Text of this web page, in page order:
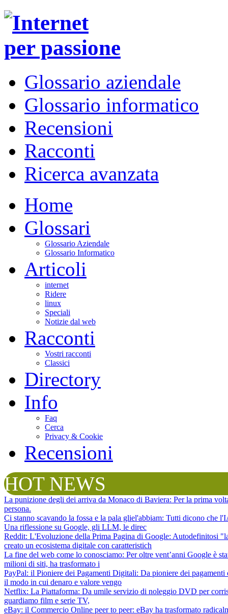
Glossario aziendale
Glossario informatico
Recensioni
Racconti
Ricerca avanzata
Home
Glossari
Glossario Aziendale
Glossario Informatico
Articoli
internet
Ridere
linux
Speciali
Notizie dal web
Racconti
Vostri racconti
Classici
Directory
Info
Faq
Cerca
Privacy & Cookie
Recensioni
HOT NEWS
La punizione degli dei arriva da Monaco di Baviera: Per la prima
persona.
Ci stanno scavando la fossa e la pala gliel'abbiam: Tutti dicono che
Una riflessione su Google, gli LLM, le direc
Reddit: L'Evoluzione della Prima Pagina di Google: Autodefinitosi
creato un ecosistema digitale con caratteristich
La fine del web come lo conosciamo: Per oltre vent’anni Google è
milioni di siti, ha trasformato i
PayPal: il Pioniere dei Pagamenti Digitali: Da pioniere dei
il modo in cui denaro e valore vengo
Netflix: La Piattaforma: Da umile servizio di noleggio DVD per
guardiamo film e serie TV,
eBay: il Commercio Online peer to peer: eBay ha trasformato